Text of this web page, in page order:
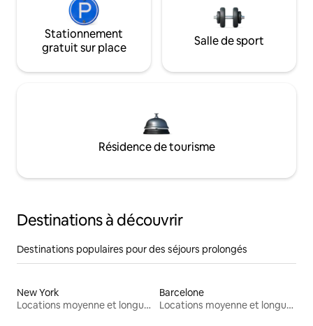
Stationnement
gratuit sur place
Salle de sport
Résidence de tourisme
Destinations à découvrir
Destinations populaires pour des séjours prolongés
New York
Locations moyenne et longue durée
Barcelone
Locations moyenne et longue durée